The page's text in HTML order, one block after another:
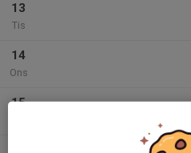
13
Tis
14
Ons
15